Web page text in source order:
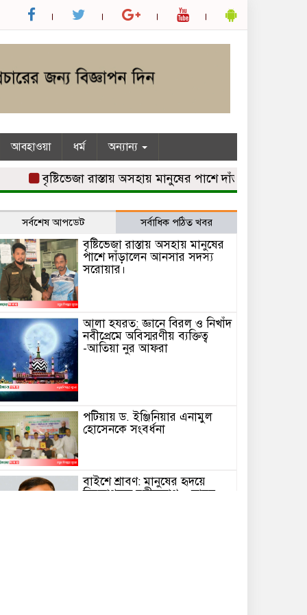
আবহাওয়া ধর্ম অন্যান্য
বৃষ্টিভেজা রাস্তায় অসহায় মানুষের পাশে দাঁড়ালেন আনসার সদস্য
সর্বশেষ আপডেট সর্বাধিক পঠিত খবর
বৃষ্টিভেজা রাস্তায় অসহায় মানুষের
পাশে দাঁড়ালেন আনসার সদস্য
সরোয়ার।
আলা হযরত: জ্ঞানে বিরল ও নিখাঁদ
নবীপ্রেমে অবিস্মরণীয় ব্যক্তিত্ব
-আতিয়া নুর আফরা
পটিয়ায় ড. ইঞ্জিনিয়ার এনামুল
হোসেনকে সংবর্ধনা
বাইশে শ্রাবণ: মানুষের হৃদয়ে
চিরজাগরূক রবীন্দ্রনাথ – লায়ন